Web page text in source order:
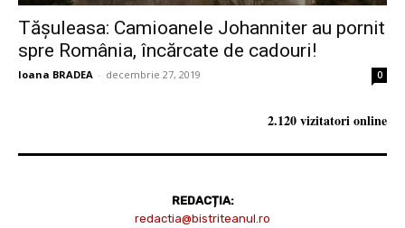
Tăşuleasa: Camioanele Johanniter au pornit
spre România, încărcate de cadouri!
Ioana BRADEA - decembrie 27, 2019 0
2.120 vizitatori online
REDACȚIA:
redactia@bistriteanul.ro